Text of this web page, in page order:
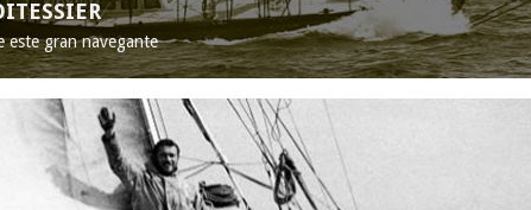
este gran navegante